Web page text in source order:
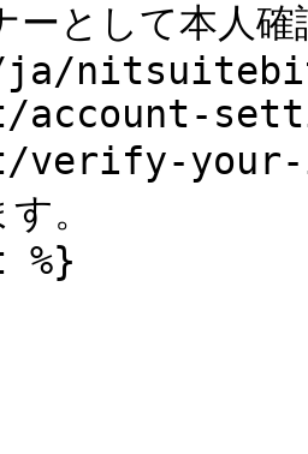
として本人
account-
verify-
。
%}